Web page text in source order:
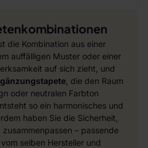
die Kombination aus einer
auffälligen Muster oder einer
auf sich zieht, und
, die den Raum
oder neutralen Farbton
so ein harmonisches und
haben Sie die Sicherheit,
– passende
selben Hersteller und